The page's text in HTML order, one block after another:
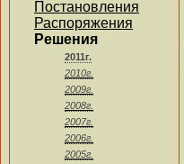
Постановления
Распоряжения
Решения
2011г.
2010г.
2009г.
2008г.
2007г.
2006г.
2005г.